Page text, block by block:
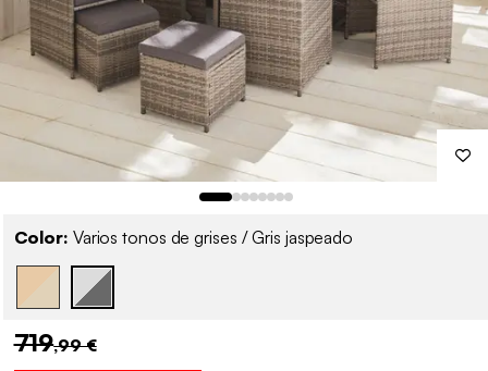
Color: Varios tonos de grises / Gris jaspeado
719,99 €